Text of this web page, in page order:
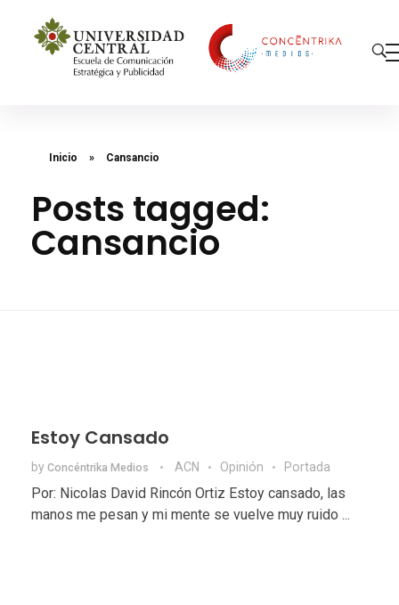
Inicio » Cansancio
Posts tagged:
Cansancio
Estoy Cansado
by Concéntrika Medios ACN Opinión Portada
Por: Nicolas David Rincón Ortiz Estoy cansado, las
manos me pesan y mi mente se vuelve muy ruido ...